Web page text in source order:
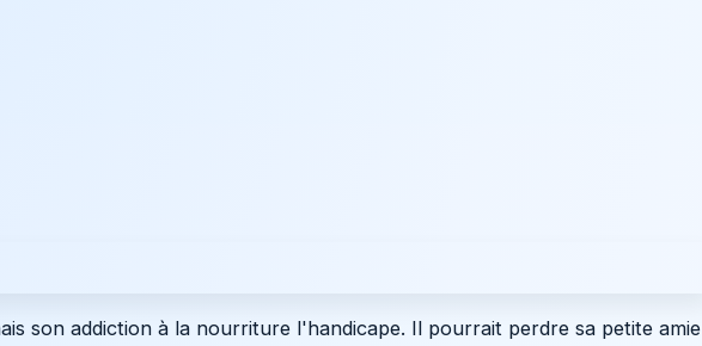
son addiction à la nourriture l'handicape. Il pourrait perdre sa petite amie